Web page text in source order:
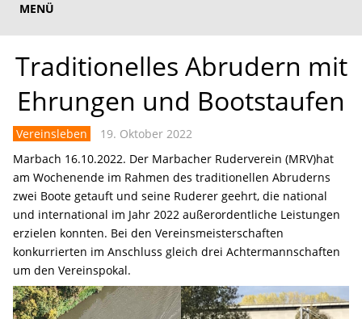
MENÜ
Traditionelles Abrudern mit
Ehrungen und Bootstaufen
Vereinsleben
19. Oktober 2022
Marbach 16.10.2022. Der Marbacher Ruderverein (MRV)hat
am Wochenende im Rahmen des traditionellen Abruderns
zwei Boote getauft und seine Ruderer geehrt, die national
und international im Jahr 2022 außerordentliche Leistungen
erzielen konnten. Bei den Vereinsmeisterschaften
konkurrierten im Anschluss gleich drei Achtermannschaften
um den Vereinspokal.